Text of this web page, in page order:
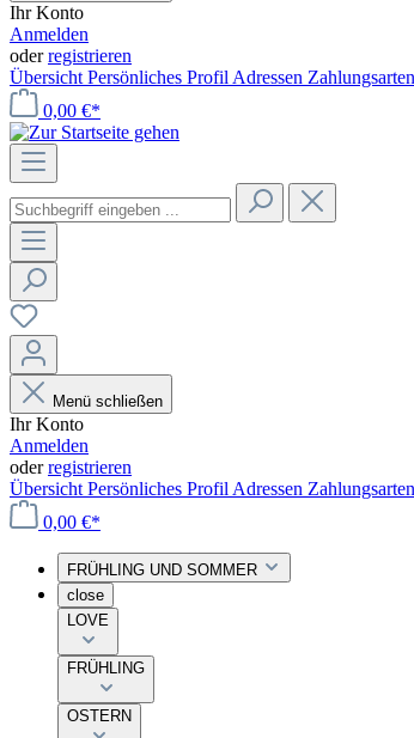
Ihr Konto
Anmelden
oderregistrieren
Übersicht Persönliches Profil Adressen Zahlungsarten
0,00 €*
Menü schließen
Ihr Konto
Anmelden
oderregistrieren
Übersicht Persönliches Profil Adressen Zahlungsarten
0,00 €*
FRÜHLING UND SOMMER
close
LOVE
FRÜHLING
OSTERN